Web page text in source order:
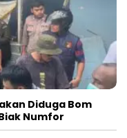
Diduga Bom
Numfor